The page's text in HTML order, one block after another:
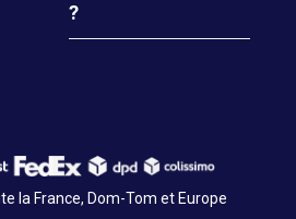
?
la France, Dom-Tom et Europe